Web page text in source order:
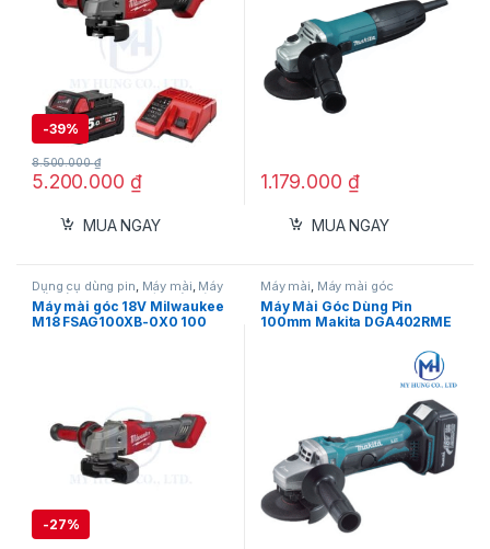
-39%
5.200.000 ₫
8.500.000₫
MUA NGAY
1.179.000 ₫
MUA NGAY
Dụng cụ dùng pin, Máy mài, Máy
mài dùng pin 18V,Máy mài góc
Máy mài góc 18V Milwaukee
M18 FSAG100XB-0X0 100
-27%
Máy mài, Máy mài góc
Máy Mài Góc Dùng Pin
100mm Makita DGA402RME